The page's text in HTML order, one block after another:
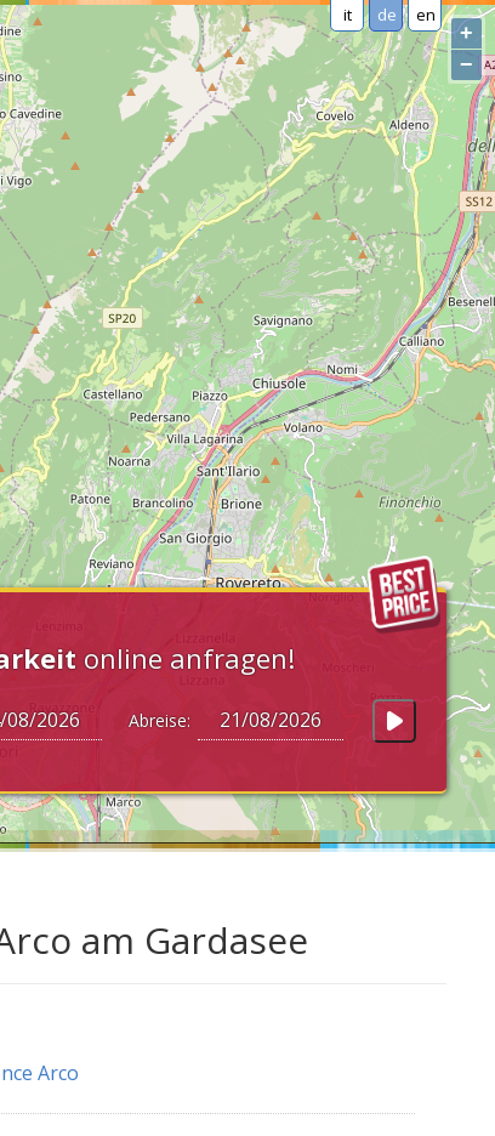
it de en
online anfragen!
Abreise:
+
−
am Gardasee
Arco